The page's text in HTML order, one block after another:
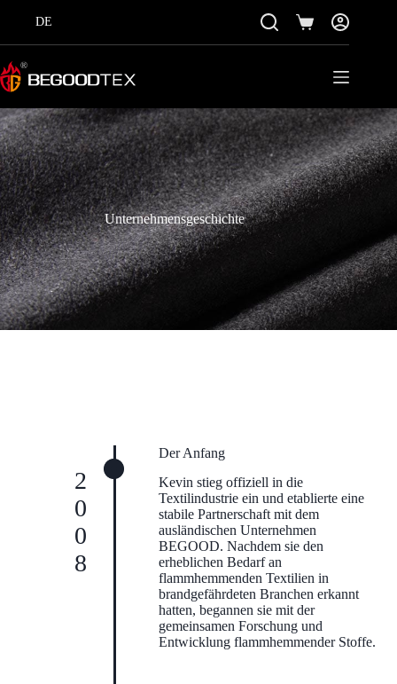
DE Einkaufswagen
Unternehmensgeschichte
2008
Der Anfang
Kevin stieg offiziell in die
Textilindustrie ein und etablierte eine
stabile Partnerschaft mit dem
ausländischen Unternehmen
BEGOOD. Nachdem sie den
erheblichen Bedarf an
flammhemmenden Textilien in
brandgefährdeten Branchen erkannt
hatten, begannen sie mit der
gemeinsamen Forschung und
Entwicklung flammhemmender Stoffe.